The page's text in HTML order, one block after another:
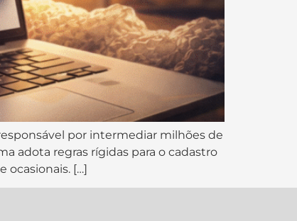
por intermediar milhões de
adota regras rígidas para o cadastro
ocasionais. […]